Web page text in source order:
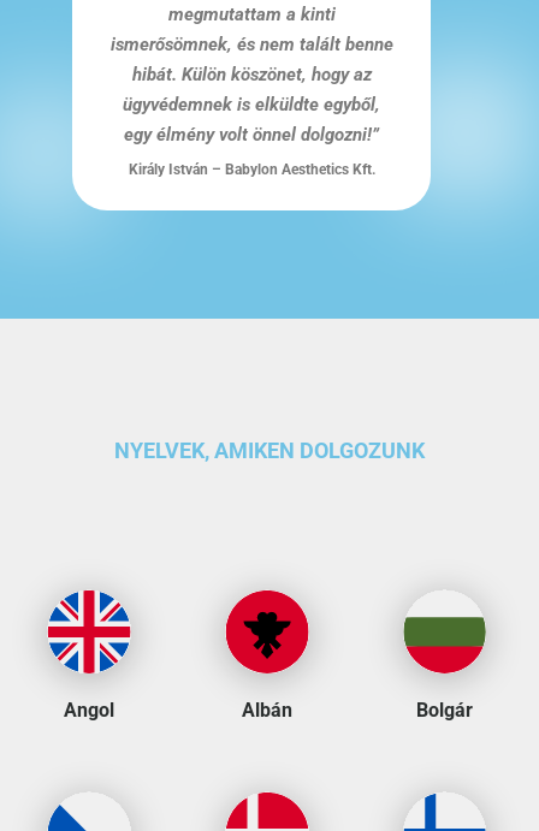
megmutattam a kinti
ismerősömnek, és nem talált benne
hibát. Külön köszönet, hogy az
ügyvédemnek is elküldte egyből,
egy élmény volt önnel dolgozni!”
Király István – Babylon Aesthetics Kft.
NYELVEK, AMIKEN DOLGOZUNK
Angol Albán Bolgár